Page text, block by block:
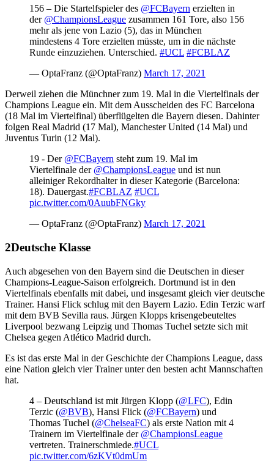
156 – Die Startelfspieler des @FCBayern erzielten in
der @ChampionsLeague zusammen 161 Tore, also 156
mehr als jene von Lazio (5), das in München
mindestens 4 Tore erzielten müsste, um in die nächste
Runde einzuziehen. Unterschied. #UCL #FCBLAZ
— OptaFranz (@OptaFranz) March 17, 2021
Derweil ziehen die Münchner zum 19. Mal in die Viertelfinals der
Champions League ein. Mit dem Ausscheiden des FC Barcelona
(18 Mal im Viertelfinal) überflügelten die Bayern diesen. Dahinter
folgen Real Madrid (17 Mal), Manchester United (14 Mal) und
Juventus Turin (12 Mal).
19 - Der @FCBayern steht zum 19. Mal im
Viertelfinale der @ChampionsLeague und ist nun
alleiniger Rekordhalter in dieser Kategorie (Barcelona:
18). Dauergast.#FCBLAZ #UCL
pic.twitter.com/0AuubFNGky
— OptaFranz (@OptaFranz) March 17, 2021
Deutsche Klasse
Auch abgesehen von den Bayern sind die Deutschen in dieser
Champions-League-Saison erfolgreich. Dortmund ist in den
Viertelfinals ebenfalls mit dabei, und insgesamt gleich vier deutsche
Trainer. Hansi Flick schlug mit den Bayern Lazio. Edin Terzic warf
mit dem BVB Sevilla raus. Jürgen Klopps krisengebeuteltes
Liverpool bezwang Leipzig und Thomas Tuchel setzte sich mit
Chelsea gegen Atlético Madrid durch.
Es ist das erste Mal in der Geschichte der Champions League, dass
eine Nation gleich vier Trainer unter den besten acht Mannschaften
hat.
4 – Deutschland ist mit Jürgen Klopp (@LFC), Edin
Terzic (@BVB), Hansi Flick (@FCBayern) und
Thomas Tuchel (@ChelseaFC) als erste Nation mit 4
Trainern im Viertelfinale der @ChampionsLeague
vertreten. Trainerschmiede.#UCL
pic.twitter.com/6zKVt0dmUm